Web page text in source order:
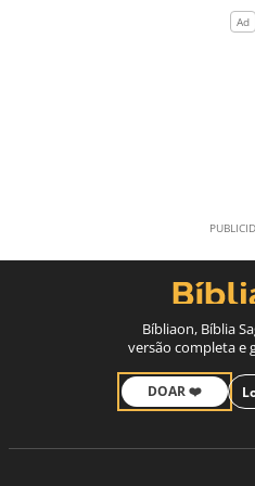
Bíbliaon, Bíblia
versão completa e
DOAR ❤️